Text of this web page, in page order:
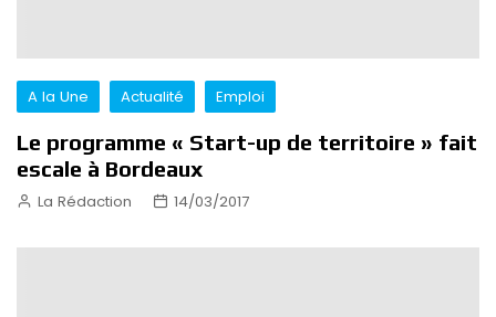
A la Une Actualité Emploi
Le programme « Start-up de territoire » fait
escale à Bordeaux
La Rédaction 14/03/2017